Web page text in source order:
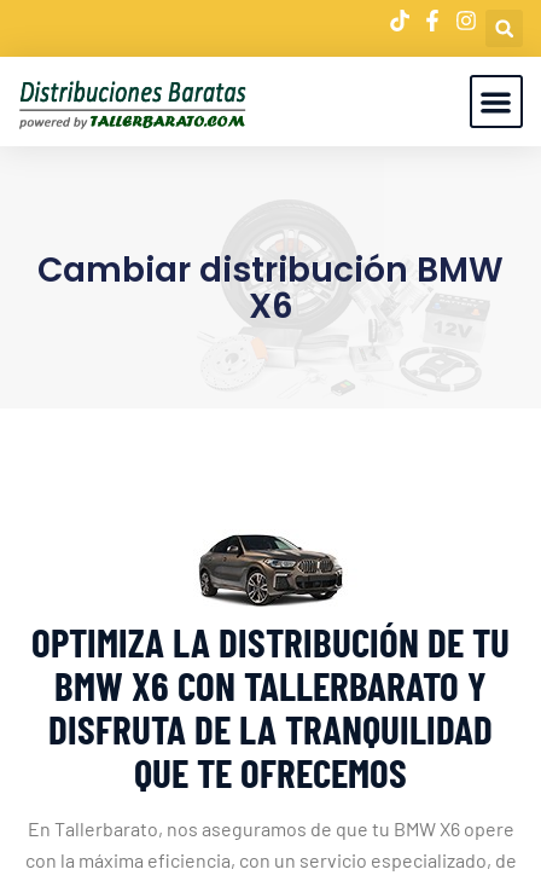
Cambiar distribución BMW
X6
OPTIMIZA LA DISTRIBUCIÓN DE TU
BMW X6 CON TALLERBARATO Y
DISFRUTA DE LA TRANQUILIDAD
QUE TE OFRECEMOS
En Tallerbarato, nos aseguramos de que tu BMW X6 opere
con la máxima eficiencia, con un servicio especializado, de